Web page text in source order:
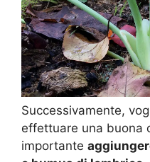
Successivamente,
effettuare una buona
importante